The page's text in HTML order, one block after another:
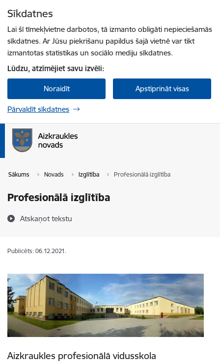
Sīkdatnes
Lai šī tīmekļvietne darbotos, tā izmanto obligāti nepieciešamās
sīkdatnes. Ar Jūsu piekrišanu papildus šajā vietnē var tikt
izmantotas statistikas un sociālo mediju sīkdatnes.
Lūdzu, atzīmējiet savu izvēli:
Noraidīt Apstiprināt visas
Pārvaldīt sīkdatnes
Sākums Novads Izglītība Profesionālā izglītība
Profesionālā izglītība
Atskaņot tekstu
Publicēts: 06.12.2021.
Aizkraukles profesionālā vidusskola